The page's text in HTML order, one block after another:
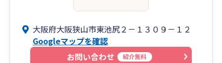
大阪府大阪狭山市東池尻２－１３０９－１２
Googleマップを確認
お問い合わせ
紹介無料